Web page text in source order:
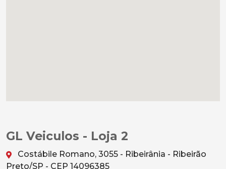
GL Veiculos - Loja 2
Costábile Romano, 3055 - Ribeirânia - Ribeirão
Preto/SP - CEP 14096385